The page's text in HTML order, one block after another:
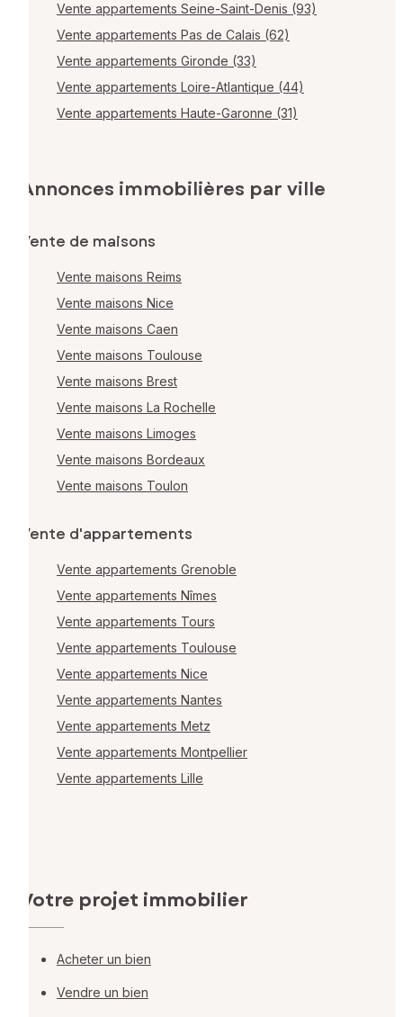
Vente appartements Seine-Saint-Denis (93)
Vente appartements Pas de Calais (62)
Vente appartements Gironde (33)
Vente appartements Loire-Atlantique (44)
Vente appartements Haute-Garonne (31)
Annonces immobilières par ville
Vente de maisons
Vente maisons Reims
Vente maisons Nice
Vente maisons Caen
Vente maisons Toulouse
Vente maisons Brest
Vente maisons La Rochelle
Vente maisons Limoges
Vente maisons Bordeaux
Vente maisons Toulon
Vente d'appartements
Vente appartements Grenoble
Vente appartements Nîmes
Vente appartements Tours
Vente appartements Toulouse
Vente appartements Nice
Vente appartements Nantes
Vente appartements Metz
Vente appartements Montpellier
Vente appartements Lille
Votre projet immobilier
Acheter un bien
Vendre un bien